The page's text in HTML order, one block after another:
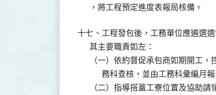
十七、工程發包後，工務單位應遴選
      其主要職責如左：
（一）依約督促承包商如期開工
務科查核，並由工務科彙編
（二）指導搭蓋工寮位置及協助請